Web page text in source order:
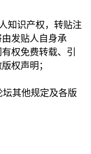
知识产权，转贴注
发贴人自身承
权免费转载、引
权声明；
坛其他规定及各版